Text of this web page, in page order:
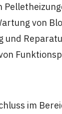
von
und
im